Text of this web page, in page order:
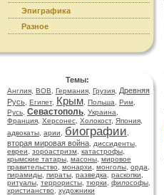
Эпиграфика
Разное
Темы:
Англия ВОВ Германия Грузия
Древняя
Русь Египет, Крым Польша Рим
Русь Севастополь Украина
Франция Херсонес Холокост, Япония
адвокаты арии биографии
вторая мировая война диссиденты
евреи
зороастризм катастрофы
крымские татары масоны мировое
правительство
монархи монголы орда
пирамиды пираты разведка раскопки
ритуалы террористы тюрки философы
христианство
художники